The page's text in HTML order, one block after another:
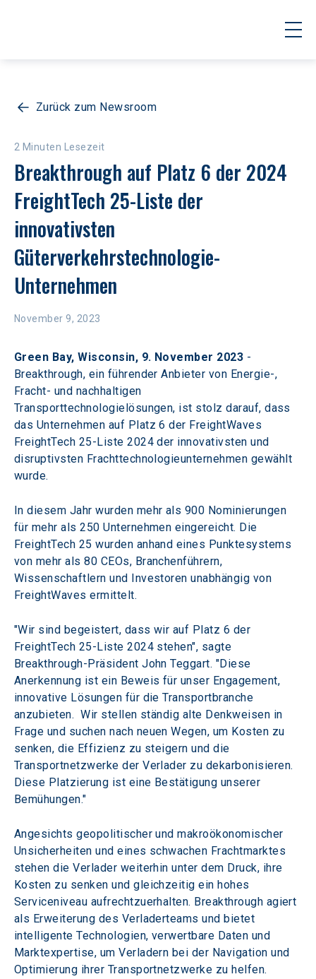
Zurück zum Newsroom
2 Minuten Lesezeit
Breakthrough auf Platz 6 der 2024
FreightTech 25-Liste der
innovativsten
Güterverkehrstechnologie-
Unternehmen
November 9, 2023
Green Bay, Wisconsin, 9. November 2023 -
Breakthrough, ein führender Anbieter von Energie-,
Fracht- und nachhaltigen
Transporttechnologielösungen, ist stolz darauf, dass
das Unternehmen auf Platz 6 der FreightWaves
FreightTech 25-Liste 2024 der innovativsten und
disruptivsten Frachttechnologieunternehmen gewählt
wurde.
In diesem Jahr wurden mehr als 900 Nominierungen
für mehr als 250 Unternehmen eingereicht. Die
FreightTech 25 wurden anhand eines Punktesystems
von mehr als 80 CEOs, Branchenführern,
Wissenschaftlern und Investoren unabhängig von
FreightWaves ermittelt.
"Wir sind begeistert, dass wir auf Platz 6 der
FreightTech 25-Liste 2024 stehen", sagte
Breakthrough-Präsident John Teggart. "Diese
Anerkennung ist ein Beweis für unser Engagement,
innovative Lösungen für die Transportbranche
anzubieten.  Wir stellen ständig alte Denkweisen in
Frage und suchen nach neuen Wegen, um Kosten zu
senken, die Effizienz zu steigern und die
Transportnetzwerke der Verlader zu dekarbonisieren.
Diese Platzierung ist eine Bestätigung unserer
Bemühungen."
Angesichts geopolitischer und makroökonomischer
Unsicherheiten und eines schwachen Frachtmarktes
stehen die Verlader weiterhin unter dem Druck, ihre
Kosten zu senken und gleichzeitig ein hohes
Serviceniveau aufrechtzuerhalten. Breakthrough agiert
als Erweiterung des Verladerteams und bietet
intelligente Technologien, verwertbare Daten und
Marktexpertise, um Verladern bei der Navigation und
Optimierung ihrer Transportnetzwerke zu helfen.